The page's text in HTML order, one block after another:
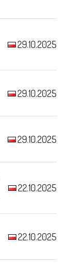
29.10.2025
29.10.2025
29.10.2025
22.10.2025
22.10.2025